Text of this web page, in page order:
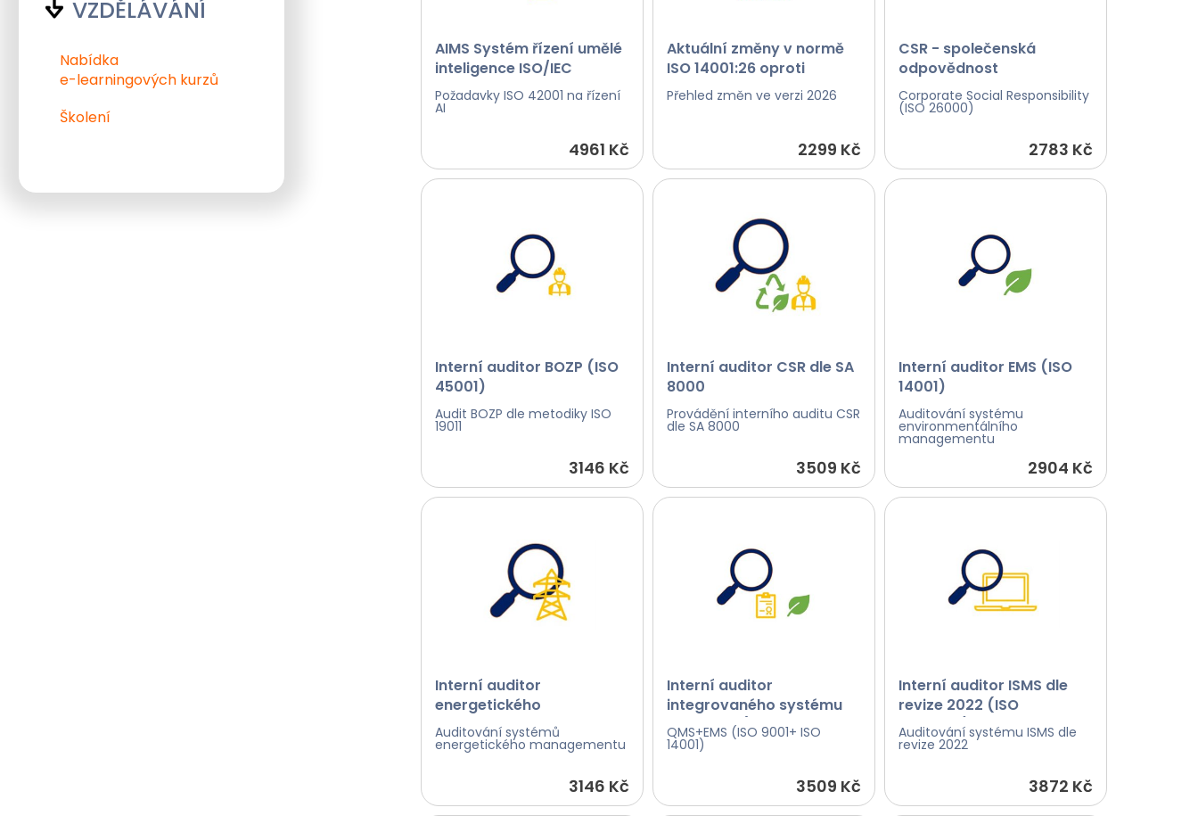
VZDĚLÁVÁNÍ
Nabídka
e-learningových kurzů
Školení
AIMS Systém řízení umělé
inteligence ISO/IEC
42001:2023
Požadavky ISO 42001 na řízení
AI
4961 Kč
Aktuální změny v normě
ISO 14001:26 oproti
14001:15
Přehled změn ve verzi 2026
2299 Kč
CSR - společenská
odpovědnost
Corporate Social Responsibility
(ISO 26000)
2783 Kč
Interní auditor BOZP (ISO
45001)
Audit BOZP dle metodiky ISO
19011
3146 Kč
Interní auditor CSR dle SA
8000
Provádění interního auditu CSR
dle SA 8000
3509 Kč
Interní auditor EMS (ISO
14001)
Auditování systému
environmentálního
managementu
2904 Kč
Interní auditor
energetického
managementu
(ISO50001)
Auditování systémů
energetického managementu
3146 Kč
Interní auditor
integrovaného systému
QMS+EMS (ISO 9001+ ISO
14001)
QMS+EMS (ISO 9001+ ISO
14001)
3509 Kč
Interní auditor ISMS dle
revize 2022 (ISO
27001:22)
Auditování systému ISMS dle
revize 2022
3872 Kč